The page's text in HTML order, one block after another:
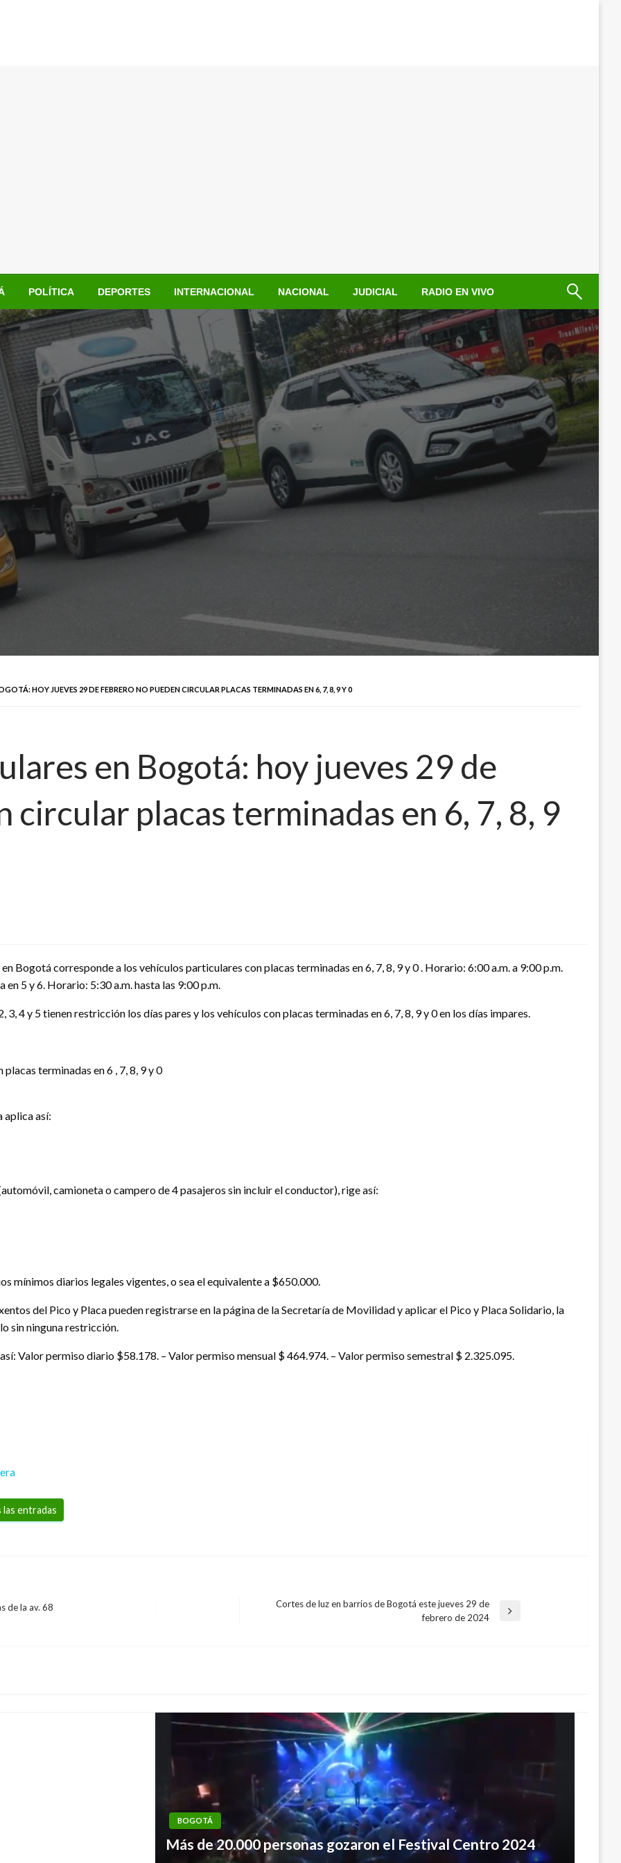
POLÍTICA DEPORTES INTERNACIONAL NACIONAL JUDICIAL RADIO EN VIVO
HOY JUEVES 29 DE FEBRERO NO PUEDEN CIRCULAR PLACAS TERMINADAS EN 6, 7, 8, 9 Y 0
en Bogotá: hoy jueves 29 de
placas terminadas en 6, 7, 8, 9
Bogotá corresponde a los vehículos particulares con placas terminadas en 6, 7, 8, 9 y 0 . Horario: 6:00 a.m. a 9:00 p.m.
5 y 6. Horario: 5:30 a.m. hasta las 9:00 p.m.
3, 4 y 5 tienen restricción los días pares y los vehículos con placas terminadas en 6, 7, 8, 9 y 0 en los días impares.
terminadas en 6 , 7, 8, 9 y 0
aplica así:
camioneta o campero de 4 pasajeros sin incluir el conductor), rige así:
mínimos diarios legales vigentes, o sea el equivalente a $650.000.
del Pico y Placa pueden registrarse en la página de la Secretaría de Movilidad y aplicar el Pico y Placa Solidario, la
sin ninguna restricción.
Valor permiso diario $58.178. – Valor permiso mensual $ 464.974. – Valor permiso semestral $ 2.325.095.
entradas
de la av. 68
Cortes de luz en barrios de Bogotá este jueves 29 de
febrero de 2024
BOGOTÁ
Más de 20.000 personas gozaron el Festival Centro 2024
BOGOTÁ
Cruz Roja recomienda a las personas mayores de 50 años
vacunarse contra la “culebrilla”